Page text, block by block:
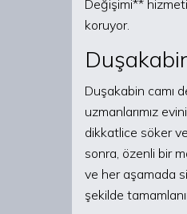
Değişimi**
koruyor.
Duşakabin camı
uzmanlarımız
dikkatlice söker
sonra, özenli bir
ve her aşamada
şekilde